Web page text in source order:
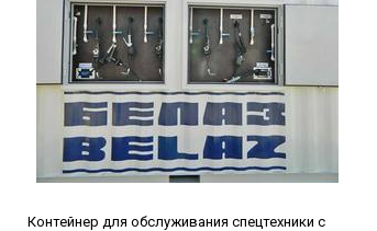
Контейнер для обслуживания спецтехники с